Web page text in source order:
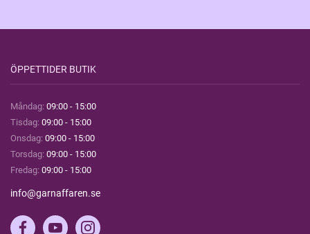
ÖPPETTIDER BUTIK
Måndag: 09:00 - 15:00
Tisdag: 09:00 - 15:00
Onsdag: 09:00 - 15:00
Torsdag: 09:00 - 15:00
Fredag: 09:00 - 15:00
info@garnaffaren.se